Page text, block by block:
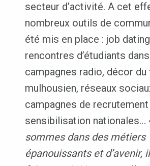
secteur d’activité. A cet
nombreux outils de
été mis en place : job
rencontres d’étudiants
campagnes radio, décor du
mulhousien, réseaux
campagnes de
sensibilisation nationales…
sommes dans des métiers
épanouissants et d’avenir,